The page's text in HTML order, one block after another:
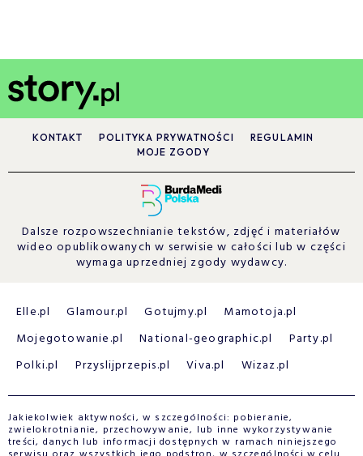
KONTAKT POLITYKA PRYWATNOŚCI
REGULAMIN
MOJE ZGODY
Dalsze rozpowszechnianie tekstów, zdjęć i materiałów
wideo opublikowanych w serwisie w całości lub w części
wymaga uprzedniej zgody wydawcy.
Elle.pl Glamour.pl Gotujmy.pl
Mamotoja.pl
Mojegotowanie.pl
National-geographic.pl
Party.pl
Polki.pl
Przyslijprzepis.pl Viva.pl Wizaz.pl
Jakiekolwiek aktywności, w szczególności: pobieranie,
zwielokrotnianie, przechowywanie, lub inne wykorzystywanie
treści, danych lub informacji dostępnych w ramach niniejszego